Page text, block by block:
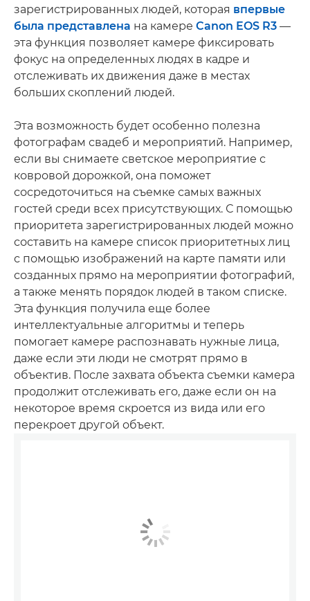
зарегистрированных людей, которая впервые
была представлена на камере Canon EOS R3 —
эта функция позволяет камере фиксировать
фокус на определенных людях в кадре и
отслеживать их движения даже в местах
больших скоплений людей.
Эта возможность будет особенно полезна
фотографам свадеб и мероприятий. Например,
если вы снимаете светское мероприятие с
ковровой дорожкой, она поможет
сосредоточиться на съемке самых важных
гостей среди всех присутствующих. С помощью
приоритета зарегистрированных людей можно
составить на камере список приоритетных лиц
с помощью изображений на карте памяти или
созданных прямо на мероприятии фотографий,
а также менять порядок людей в таком списке.
Эта функция получила еще более
интеллектуальные алгоритмы и теперь
помогает камере распознавать нужные лица,
даже если эти люди не смотрят прямо в
объектив. После захвата объекта съемки камера
продолжит отслеживать его, даже если он на
некоторое время скроется из вида или его
перекроет другой объект.